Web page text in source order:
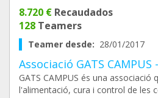
8.720 € Recaudados
128 Teamers
Teamer desde: 28/01/2017
Associació GATS CAMPUS
GATS CAMPUS és una associació
l'alimentació, cura i control de les